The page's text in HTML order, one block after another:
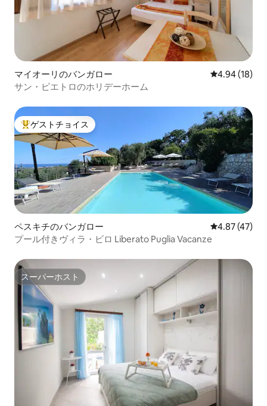
マイオーリのバンガロー レビュー18
4.94 (18)
サン・ピエトロのホリデーホーム
大好評のゲストチョイスです。
ゲストチョイス
ペスキチのバンガロー レビュー47
4.87 (47)
プール付きヴィラ・ビロ Liberato Puglia Vacanze
スーパーホスト
スーパーホスト